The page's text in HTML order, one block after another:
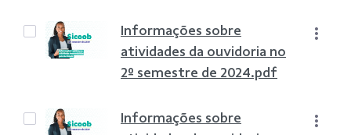
Informações sobre
atividades da ouvidoria no
2º semestre de 2024.pdf
Informações sobre